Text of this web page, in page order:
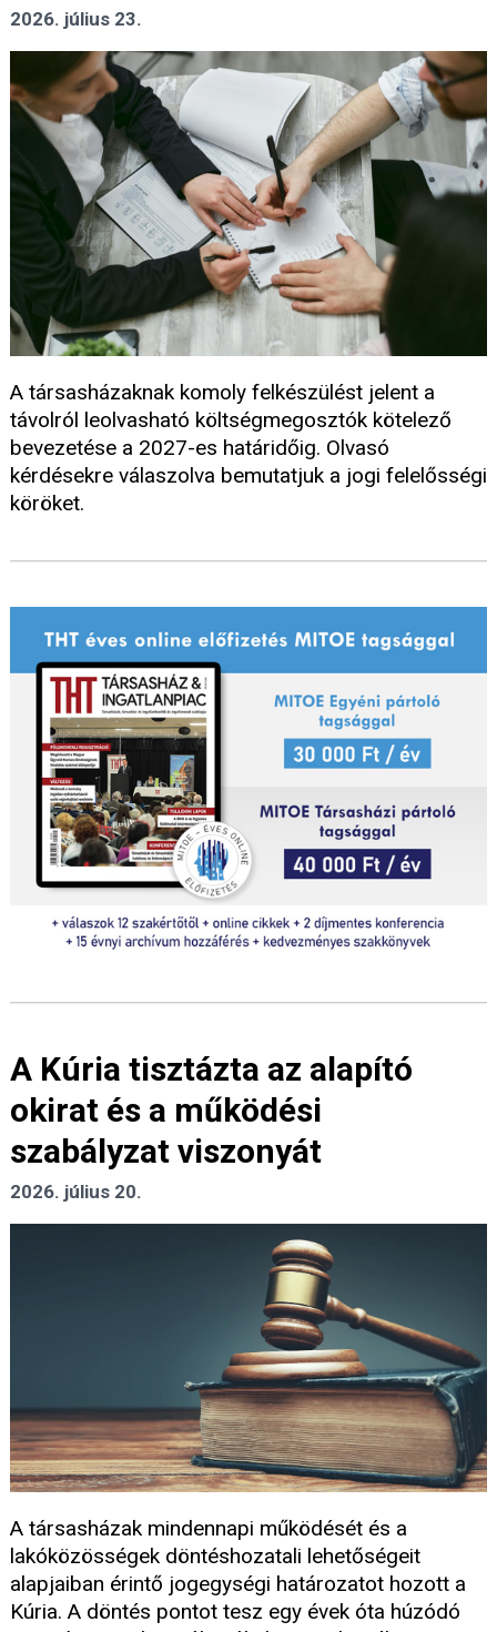
2026. július 23.
A társasházaknak komoly felkészülést jelent a
távolról leolvasható költségmegosztók kötelező
bevezetése a 2027-es határidőig. Olvasó
kérdésekre válaszolva bemutatjuk a jogi felelősségi
köröket.
A Kúria tisztázta az alapító
okirat és a működési
szabályzat viszonyát
2026. július 20.
A társasházak mindennapi működését és a
lakóközösségek döntéshozatali lehetőségeit
alapjaiban érintő jogegységi határozatot hozott a
Kúria. A döntés pontot tesz egy évek óta húzódó